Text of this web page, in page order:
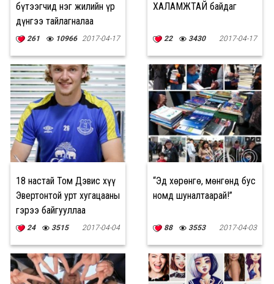
бүтээгчид нэг жилийн үр
дүнгээ тайлагналаа
261 10966 2017-04-17
ХАЛАМЖТАЙ байдаг
22 3430 2017-04-17
18 настай Том Дэвис хүү
Эвертонтой урт хугацааны
гэрээ байгууллаа
24 3515 2017-04-04
“Эд хөрөнгө, мөнгөнд бус
номд шуналтаарай!”
88 3553 2017-04-03